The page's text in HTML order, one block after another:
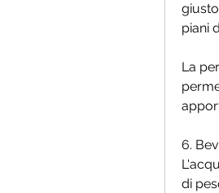
piani
La
6.
di